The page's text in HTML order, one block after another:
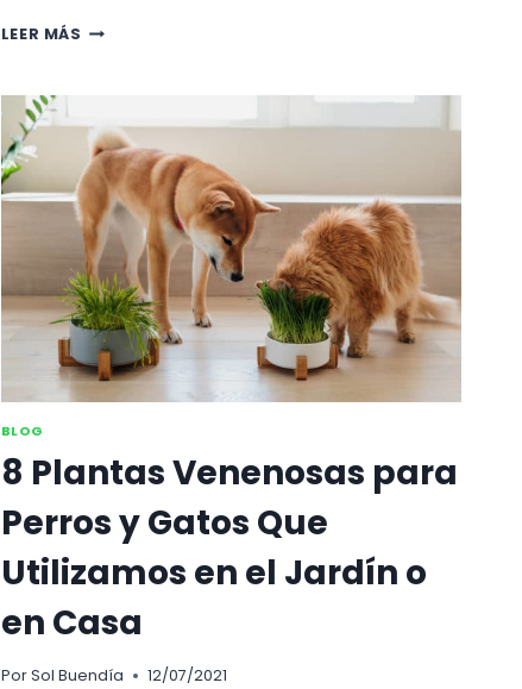
LEER MÁS PLANTAS
EXÓTICAS
QUE
PUEDES
COMPRAR
EN
UN
CENTRO
DE
JARDINERÍA
BLOG
8 Plantas Venenosas para
Perros y Gatos Que
Utilizamos en el Jardín o
en Casa
PorSol Buendía 12/07/2021